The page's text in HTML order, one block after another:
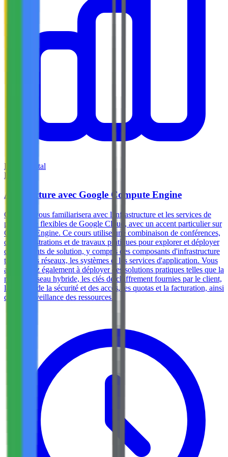
Fondamental
Best
Architecture avec Google Compute Engine
Ce cours vous familiarisera avec l'infrastructure et les services de
plateforme flexibles de Google Cloud, avec un accent particulier sur
Compute Engine. Ce cours utilise une combinaison de conférences,
de démonstrations et de travaux pratiques pour explorer et déployer
des éléments de solution, y compris des composants d'infrastructure
tels que les réseaux, les systèmes et les services d'application. Vous
apprendrez également à déployer des solutions pratiques telles que la
mise en réseau hybride, les clés de chiffrement fournies par le client,
la gestion de la sécurité et des accès, les quotas et la facturation, ainsi
que la surveillance des ressources.